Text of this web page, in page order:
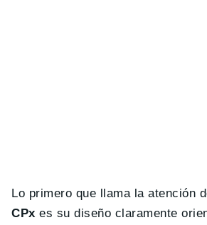
Lo primero que llama la atención
CPx es su diseño claramente